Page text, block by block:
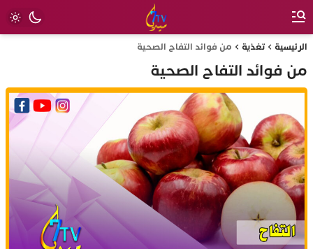
الرئيسية تغذية من فوائد التفاح الصحية
من فوائد التفاح الصحية